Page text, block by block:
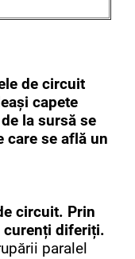
de circuit
capete
la sursă se
care se află un
circuit. Prin
curenți diferiți.
paralel